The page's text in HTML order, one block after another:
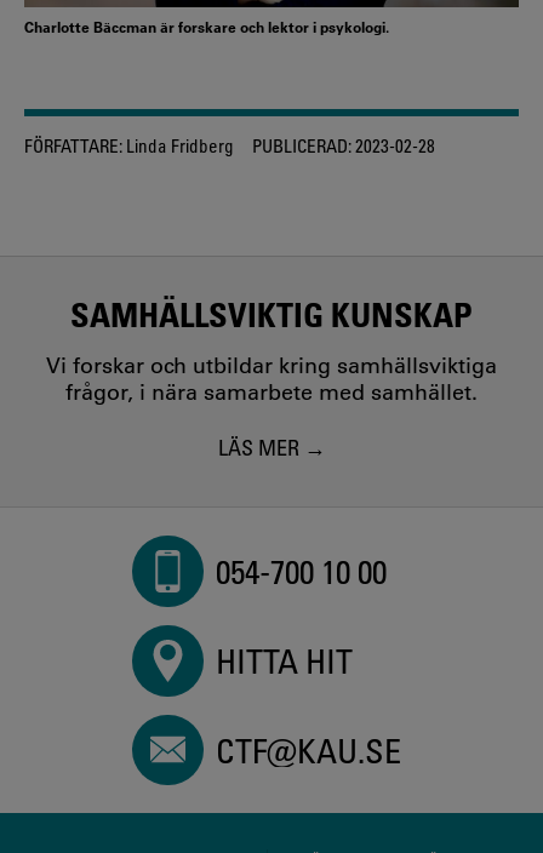
Charlotte Bäccman är forskare och lektor i psykologi.
FÖRFATTARE: Linda Fridberg PUBLICERAD:2023-02-28
SAMHÄLLSVIKTIG KUNSKAP
Vi forskar och utbildar kring samhällsviktiga
frågor, i nära samarbete med samhället.
LÄS MER
054-700 10 00
HITTA HIT
CTF@KAU.SE